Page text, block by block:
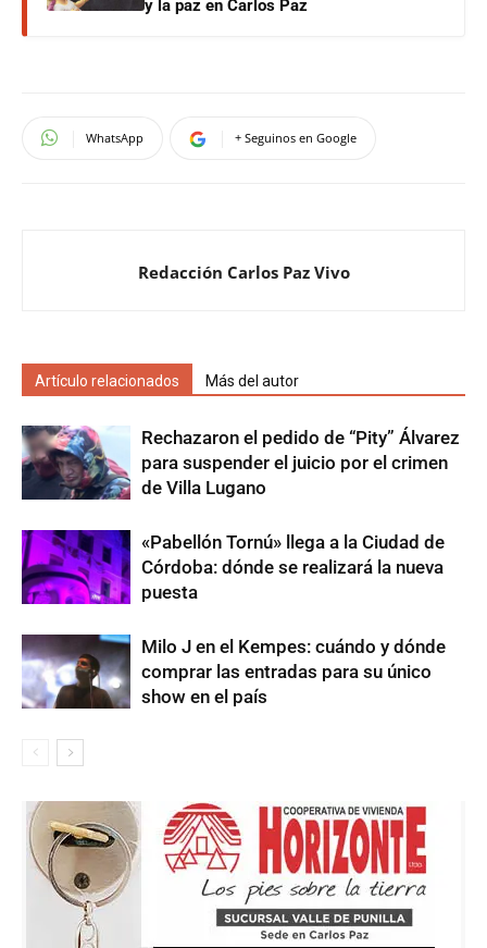
y la paz en Carlos Paz
WhatsApp + Seguinos en Google
Redacción Carlos Paz Vivo
Artículo relacionados Más del autor
Rechazaron el pedido de “Pity” Álvarez
para suspender el juicio por el crimen
de Villa Lugano
«Pabellón Tornú» llega a la Ciudad de
Córdoba: dónde se realizará la nueva
puesta
Milo J en el Kempes: cuándo y dónde
comprar las entradas para su único
show en el país